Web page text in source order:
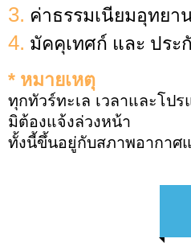
3. ค่าธรรมเนียมอุทยา
4. มัคคุเทศก์ และ ประ
* หมายเหตุ
ทุกทัวร์ทะเล เวลาและโป
มิต้องแจ้งล่วงหน้า
ทั้งนี้ขึ้นอยู่กับสภาพอากาศ